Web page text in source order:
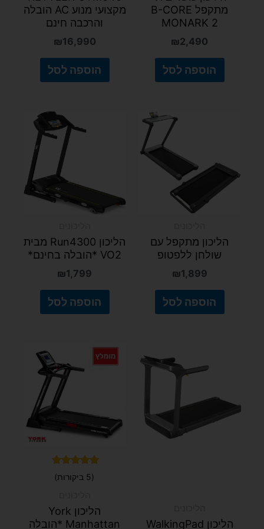
מתקפל B-CORE
MONARK 2
₪2,490
הוספה לסל
מקצועי מנוע AC הובלה
והרכבה חינם
₪16,990
הוספה לסל
הליכון מתקפל עם
שולחן ללפטופ
₪1,899
הוספה לסל
הליכון Run4300 מבית
VO2 *הובלה בחינם*
₪1,799
הוספה לסל
הליכון WalkingPad
5.00
(5 ביקורות)
הליכון York
Manhattan *הובלה